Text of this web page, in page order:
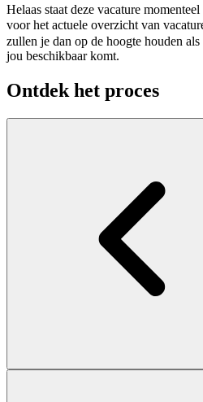
Helaas staat deze vacature
voor het actuele overzicht van
zullen je dan op de hoogte houden
jou beschikbaar komt.
Ontdek het proces